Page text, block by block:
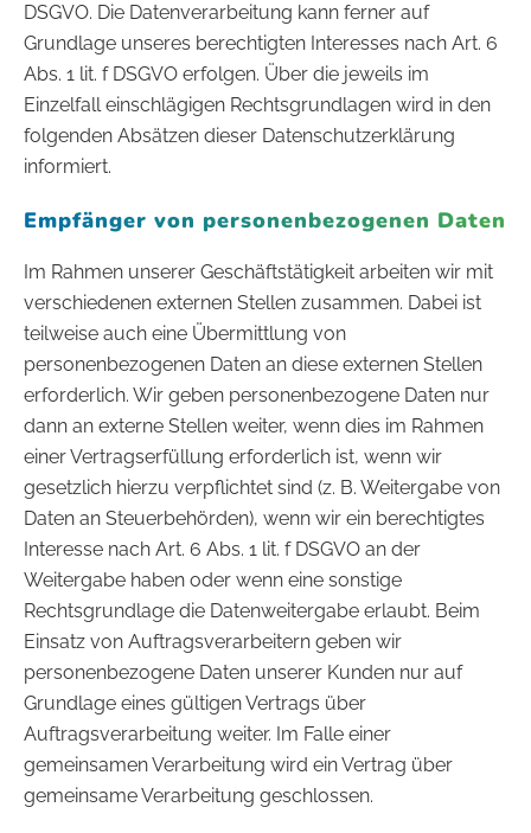
DSGVO. Die Datenverarbeitung kann ferner auf
Grundlage unseres berechtigten Interesses nach Art. 6
Abs. 1 lit. f DSGVO erfolgen. Über die jeweils im
Einzelfall einschlägigen Rechtsgrundlagen wird in den
folgenden Absätzen dieser Datenschutzerklärung
informiert.
Empfänger von personenbezogenen Daten
Im Rahmen unserer Geschäftstätigkeit arbeiten wir mit
verschiedenen externen Stellen zusammen. Dabei ist
teilweise auch eine Übermittlung von
personenbezogenen Daten an diese externen Stellen
erforderlich. Wir geben personenbezogene Daten nur
dann an externe Stellen weiter, wenn dies im Rahmen
einer Vertragserfüllung erforderlich ist, wenn wir
gesetzlich hierzu verpflichtet sind (z. B. Weitergabe von
Daten an Steuerbehörden), wenn wir ein berechtigtes
Interesse nach Art. 6 Abs. 1 lit. f DSGVO an der
Weitergabe haben oder wenn eine sonstige
Rechtsgrundlage die Datenweitergabe erlaubt. Beim
Einsatz von Auftragsverarbeitern geben wir
personenbezogene Daten unserer Kunden nur auf
Grundlage eines gültigen Vertrags über
Auftragsverarbeitung weiter. Im Falle einer
gemeinsamen Verarbeitung wird ein Vertrag über
gemeinsame Verarbeitung geschlossen.